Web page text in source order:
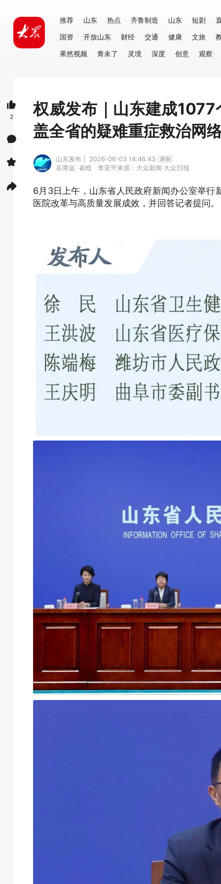
推荐 山东 热点 齐鲁制造 山东 短剧
国资
开放山东 财经 交通 健康 文旅
果然视频
青未了 灵境 深度 创意 观察
权威发布｜山东建成
盖全省的疑难重症救治网
山东发布 | 2026-06-03 14:46:43 原创
岳霄远 崔晗 李亚平来源：大众新闻·大众日报
6月3日上午，山东省人民政府新闻办公室举
医院改革与高质量发展成效，并回答记者提问。
2